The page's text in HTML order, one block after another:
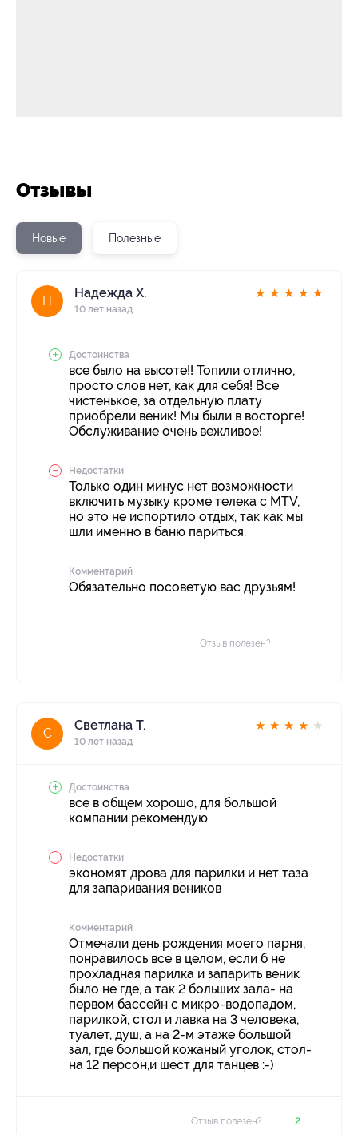
Отзывы
Новые Полезные
Н
Надежда Х.
10 лет назад
★ ★ ★ ★ ★
Достоинства
все было на высоте!! Топили отлично,
просто слов нет, как для себя! Все
чистенькое, за отдельную плату
приобрели веник! Мы были в восторге!
Обслуживание очень вежливое!
Недостатки
Только один минус нет возможности
включить музыку кроме телека с MTV,
но это не испортило отдых, так как мы
шли именно в баню париться.
Комментарий
Обязательно посоветую вас друзьям!
Отзыв полезен?
С
Светлана Т.
10 лет назад
★ ★ ★ ★ ★
Достоинства
все в общем хорошо, для большой
компании рекомендую.
Недостатки
экономят дрова для парилки и нет таза
для запаривания веников
Комментарий
Отмечали день рождения моего парня,
понравилось все в целом, если б не
прохладная парилка и запарить веник
было не где, а так 2 больших зала- на
первом бассейн с микро-водопадом,
парилкой, стол и лавка на 3 человека,
туалет, душ, а на 2-м этаже большой
зал, где большой кожаный уголок, стол-
на 12 персон,и шест для танцев :-)
Отзыв полезен? 2